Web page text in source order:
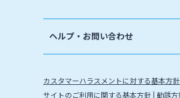
ヘルプ・お問い合わせ
カスタマーハラスメントに対する基本方針
サイトのご利用に関する基本方針 勧誘方